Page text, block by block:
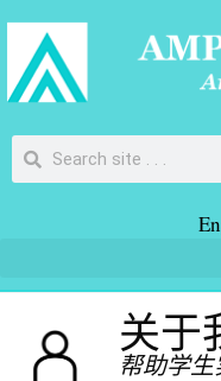
关于
帮助学